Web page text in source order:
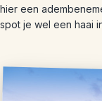
hier een
spot je wel een haai